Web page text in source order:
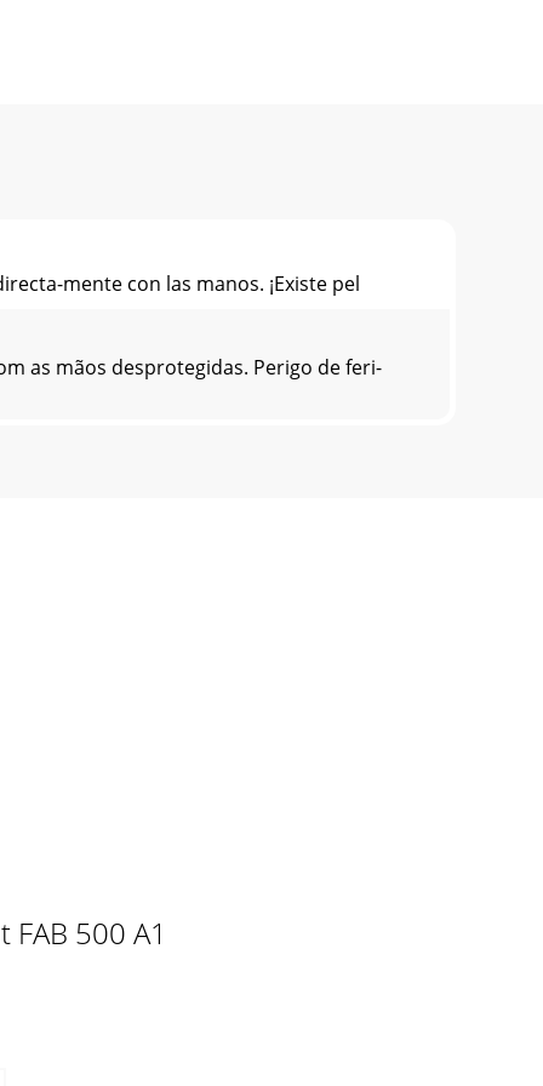
mente con las manos. ¡Existe pel
as mãos desprotegidas. Perigo de feri-
500 A1